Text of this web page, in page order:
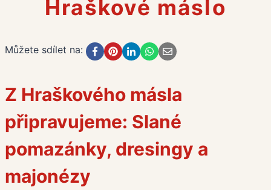
Hraškové máslo
Můžete sdílet na:
Z Hraškového másla
připravujeme: Slané
pomazánky, dresingy a
majonézy